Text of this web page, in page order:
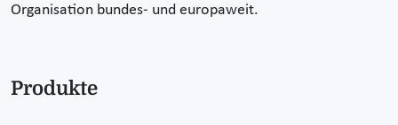
Organisation bundes- und europaweit.
Produkte